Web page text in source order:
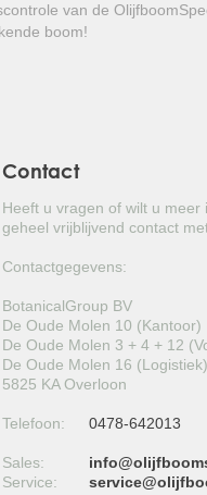
GROVE DEN
SCHIJNHULST
SNEEUWBAL
ECHTE
van de
boom!
Contact
Heeft u vragen of wilt u meer
geheel vrijblijvend contact
Contactgegevens:
BotanicalGroup BV
De Oude Molen 10 (Kantoor)
De Oude Molen 3 + 4 + 12
De Oude Molen 16 (Logistiek)
5825 KA Overloon
Telefoon: 0478-642013
Sales:
Service: